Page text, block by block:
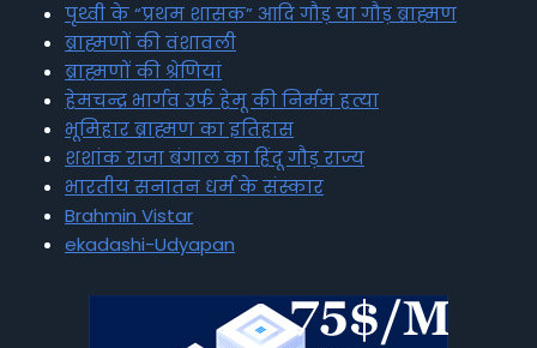
पृथ्वी के “प्रथम शासक” आदि गौड़ या गौड़ ब्राह्मण
ब्राह्मणों की वंशावली
ब्राह्मणों की श्रेणियां
हेमचन्द्र भार्गव उर्फ हेमू की निर्मम हत्या
भूमिहार ब्राह्मण का इतिहास
शशांक राजा बंगाल का हिंदू गौड़ राज्य
भारतीय सनातन धर्म के संस्कार
Brahmin Vistar
ekadashi-Udyapan